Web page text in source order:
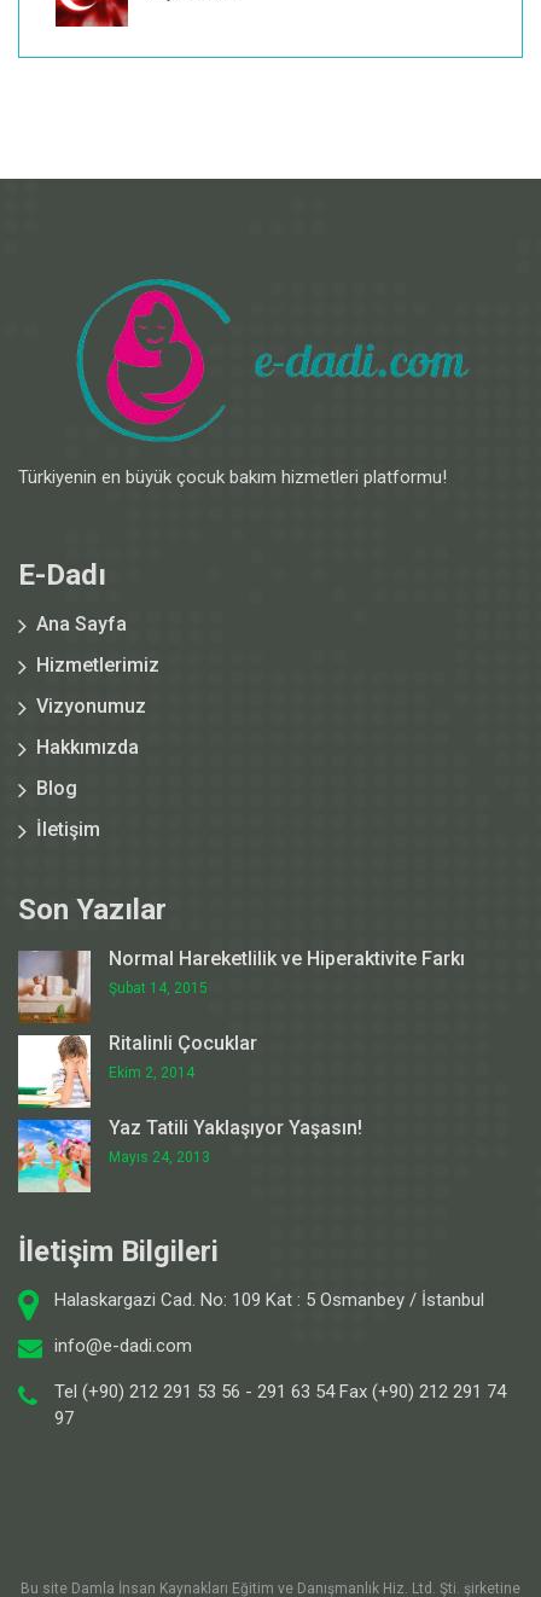
Türkiyenin en büyük çocuk bakım hizmetleri platformu!
E-Dadı
Ana Sayfa
Hizmetlerimiz
Vizyonumuz
Hakkımızda
Blog
İletişim
Son Yazılar
Normal Hareketlilik ve Hiperaktivite Farkı
Şubat 14, 2015
Ritalinli Çocuklar
Ekim 2, 2014
Yaz Tatili Yaklaşıyor Yaşasın!
Mayıs 24, 2013
İletişim Bilgileri
Halaskargazi Cad. No: 109 Kat : 5 Osmanbey / İstanbul
info@e-dadi.com
Tel (+90) 212 291 53 56 - 291 63 54 Fax (+90) 212 291 74
97
Bu site Damla İnsan Kaynakları Eğitim ve Danışmanlık Hiz. Ltd. Şti. şirketine